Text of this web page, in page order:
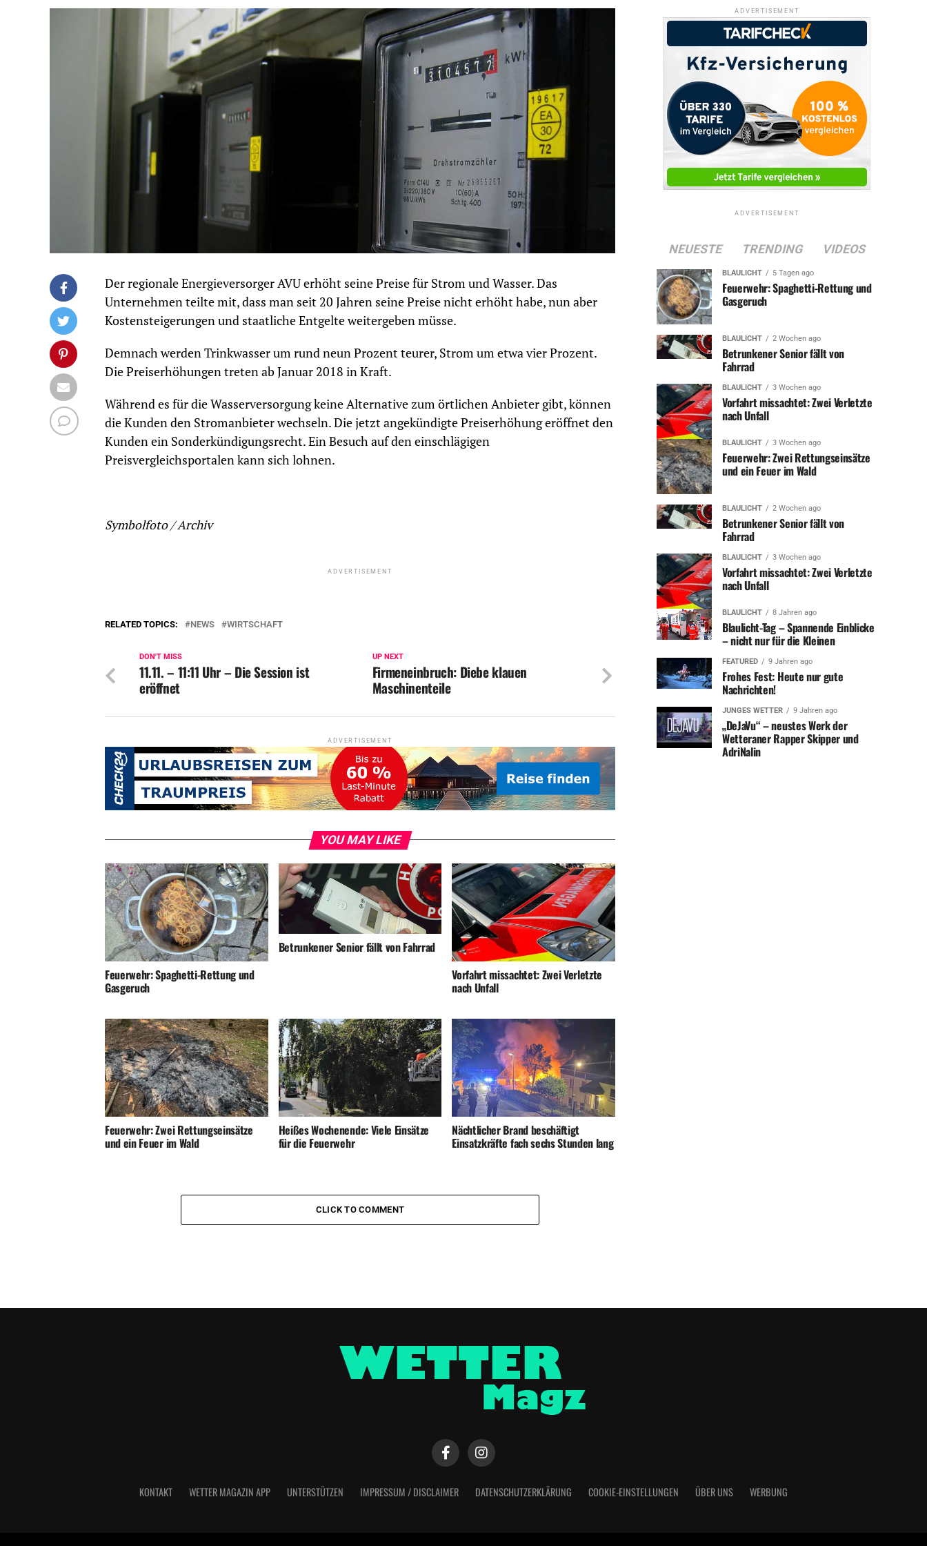
Der regionale Energieversorger AVU erhöht seine Preise für Strom und Wasser. Das
Unternehmen teilte mit, dass man seit 20 Jahren seine Preise nicht erhöht habe, nun aber
Kostensteigerungen und staatliche Entgelte weitergeben müsse.
Demnach werden Trinkwasser um rund neun Prozent teurer, Strom um etwa vier Prozent.
Die Preiserhöhungen treten ab Januar 2018 in Kraft.
Während es für die Wasserversorgung keine Alternative zum örtlichen Anbieter gibt, können
die Kunden den Stromanbieter wechseln. Die jetzt angekündigte Preiserhöhung eröffnet den
Kunden ein Sonderkündigungsrecht. Ein Besuch auf den einschlägigen
Preisvergleichsportalen kann sich lohnen.
Symbolfoto / Archiv
ADVERTISEMENT
RELATED TOPICS: NEWS WIRTSCHAFT
UP NEXT
Firmeneinbruch: Diebe klauen
Maschinenteile
DON'T MISS
11.11. – 11:11 Uhr – Die Session ist
eröffnet
ADVERTISEMENT
YOU MAY LIKE
Feuerwehr: Spaghetti-Rettung und
Gasgeruch
Betrunkener Senior fällt von Fahrrad
Vorfahrt missachtet: Zwei Verletzte
nach Unfall
Feuerwehr: Zwei Rettungseinsätze
und ein Feuer im Wald
Heißes Wochenende: Viele Einsätze
für die Feuerwehr
Nächtlicher Brand beschäftigt
Einsatzkräfte fach sechs Stunden lang
CLICK TO COMMENT
ADVERTISEMENT
ADVERTISEMENT
NEUESTE TRENDING VIDEOS
BLAULICHT 5 Tagen ago
Feuerwehr: Spaghetti-Rettung und
Gasgeruch
BLAULICHT 2 Wochen ago
Betrunkener Senior fällt von
Fahrrad
BLAULICHT 3 Wochen ago
Vorfahrt missachtet: Zwei Verletzte
nach Unfall
BLAULICHT 3 Wochen ago
Feuerwehr: Zwei Rettungseinsätze
und ein Feuer im Wald
BLAULICHT 2 Wochen ago
Betrunkener Senior fällt von
Fahrrad
BLAULICHT 3 Wochen ago
Vorfahrt missachtet: Zwei Verletzte
nach Unfall
BLAULICHT 8 Jahren ago
Blaulicht-Tag – Spannende Einblicke
– nicht nur für die Kleinen
FEATURED 9 Jahren ago
Frohes Fest: Heute nur gute
Nachrichten!
JUNGES WETTER 9 Jahren ago
„DeJaVu“ – neustes Werk der
Wetteraner Rapper Skipper und
AdriNalin
KONTAKT WETTER MAGAZIN APP UNTERSTÜTZEN IMPRESSUM / DISCLAIMER DATENSCHUTZERKLÄRUNG COOKIE-EINSTELLUNGEN ÜBER UNS WERBUNG